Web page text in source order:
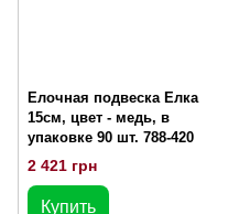
Елочная подвеска Елка
15см, цвет - медь, в
упаковке 90 шт. 788-420
2 421 грн
Купить